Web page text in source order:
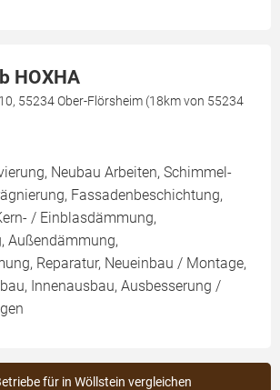
HOXHA
55234 Ober-Flörsheim (18km von 55234
Neubau Arbeiten, Schimmel-
Fassadenbeschichtung,
/ Einblasdämmung,
Außendämmung,
Reparatur, Neueinbau / Montage,
Innenausbau, Ausbesserung /
für in Wöllstein vergleichen